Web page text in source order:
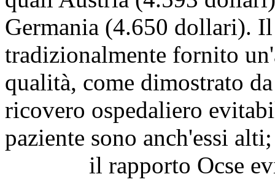
Germania (4.650 dollari).
tradizionalmente fornito
qualità, come dimostrato
ricovero ospedaliero
paziente sono anch'essi alti;
il rapporto Ocse